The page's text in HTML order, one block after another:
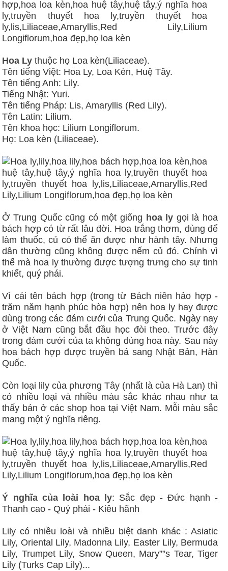
Hoa Ly thuộc họ Loa kèn(Liliaceae).
Tên tiếng Việt: Hoa Ly, Loa Kèn, Huệ Tây.
Tên tiếng Anh: Lily.
Tiếng Nhật: Yuri.
Tên tiếng Pháp: Lis, Amaryllis (Red Lily).
Tên Latin: Lilium.
Tên khoa học: Lilium Longiflorum.
Họ: Loa kèn (Liliaceae).
Ở Trung Quốc cũng có một giống hoa ly gọi là hoa
bách hợp có từ rất lâu đời. Hoa trắng thơm, dùng để
làm thuốc, củ có thể ăn được như hành tây. Nhưng
dân thường cũng không được nếm củ đó. Chính vì
thế mà hoa ly thường được tượng trưng cho sự tinh
khiết, quý phái.
Vì cái tên bách hợp (trong từ Bách niên hảo hợp -
trăm năm hạnh phúc hòa hợp) nên hoa ly hay được
dùng trong các đám cưới của Trung Quốc. Ngày nay
ở Việt Nam cũng bắt đầu học đòi theo. Trước đây
trong đám cưới của ta không dùng hoa này. Sau này
hoa bách hợp được truyền bá sang Nhật Bản, Hàn
Quốc.
Còn loại lily của phương Tây (nhất là của Hà Lan) thì
có nhiều loại và nhiều màu sắc khác nhau như ta
thấy bán ở các shop hoa tại Việt Nam. Mỗi màu sắc
mang một ý nghĩa riêng.
Ý nghĩa của loài hoa ly: Sắc đẹp - Đức hạnh -
Thanh cao - Quý phái - Kiêu hãnh
Lily có nhiều loài và nhiều biệt danh khác : Asiatic
Lily, Oriental Lily, Madonna Lily, Easter Lily, Bermuda
Lily, Trumpet Lily, Snow Queen, Mary””s Tear, Tiger
Lily (Turks Cap Lily)...